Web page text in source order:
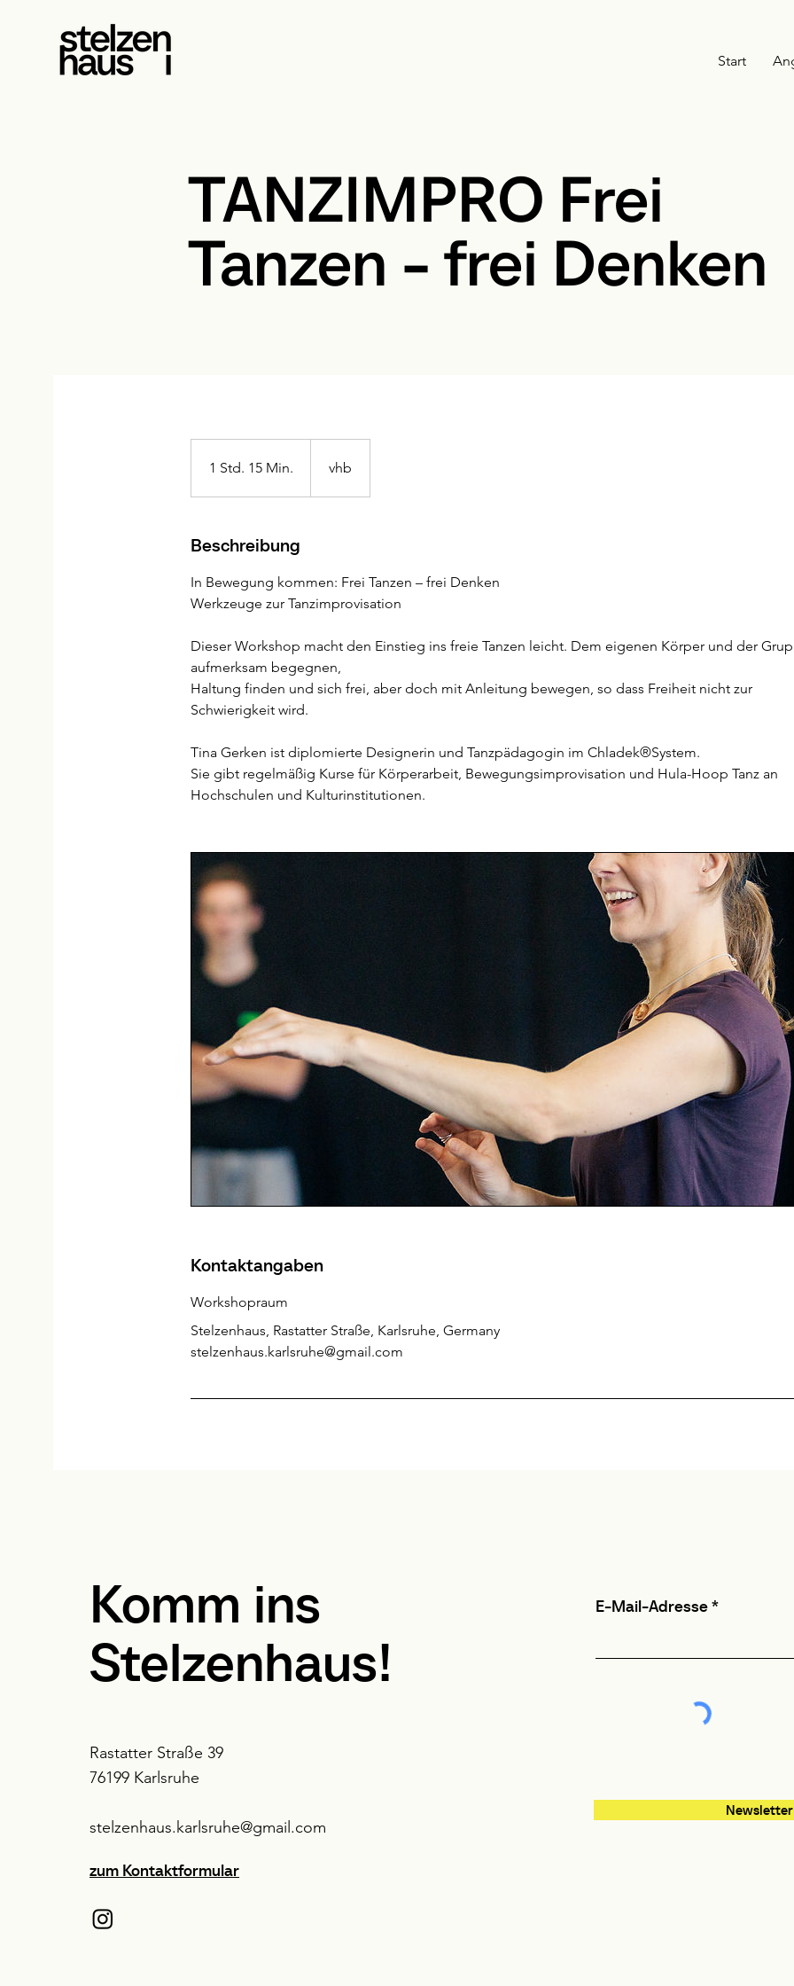
Start
TANZIMPRO Frei
Tanzen - frei Denken
1 Std. 15 Min.
1
M
vhb
Beschreibung
In Bewegung kommen: Frei Tanzen – frei Denken
Werkzeuge zur Tanzimprovisation
Dieser Workshop macht den Einstieg ins freie Tanzen leicht. Dem eigenen Körper und der
aufmerksam begegnen,
Haltung finden und sich frei, aber doch mit Anleitung bewegen, so dass Freiheit nicht zur
Schwierigkeit wird.
Tina Gerken ist diplomierte Designerin und Tanzpädagogin im Chladek®System.
Sie gibt regelmäßig Kurse für Körperarbeit, Bewegungsimprovisation und Hula-Hoop Tanz an
Hochschulen und Kulturinstitutionen.
Kontaktangaben
Workshopraum
Stelzenhaus, Rastatter Straße, Karlsruhe, Germany
stelzenhaus.karlsruhe@gmail.com
Komm ins
Stelzenhaus!
Rastatter Straße 39
76199 Karlsruhe
stelzenhaus.karlsruhe@gmail.com
zum Kontaktformular
E-Mail-Adresse
Newsletter